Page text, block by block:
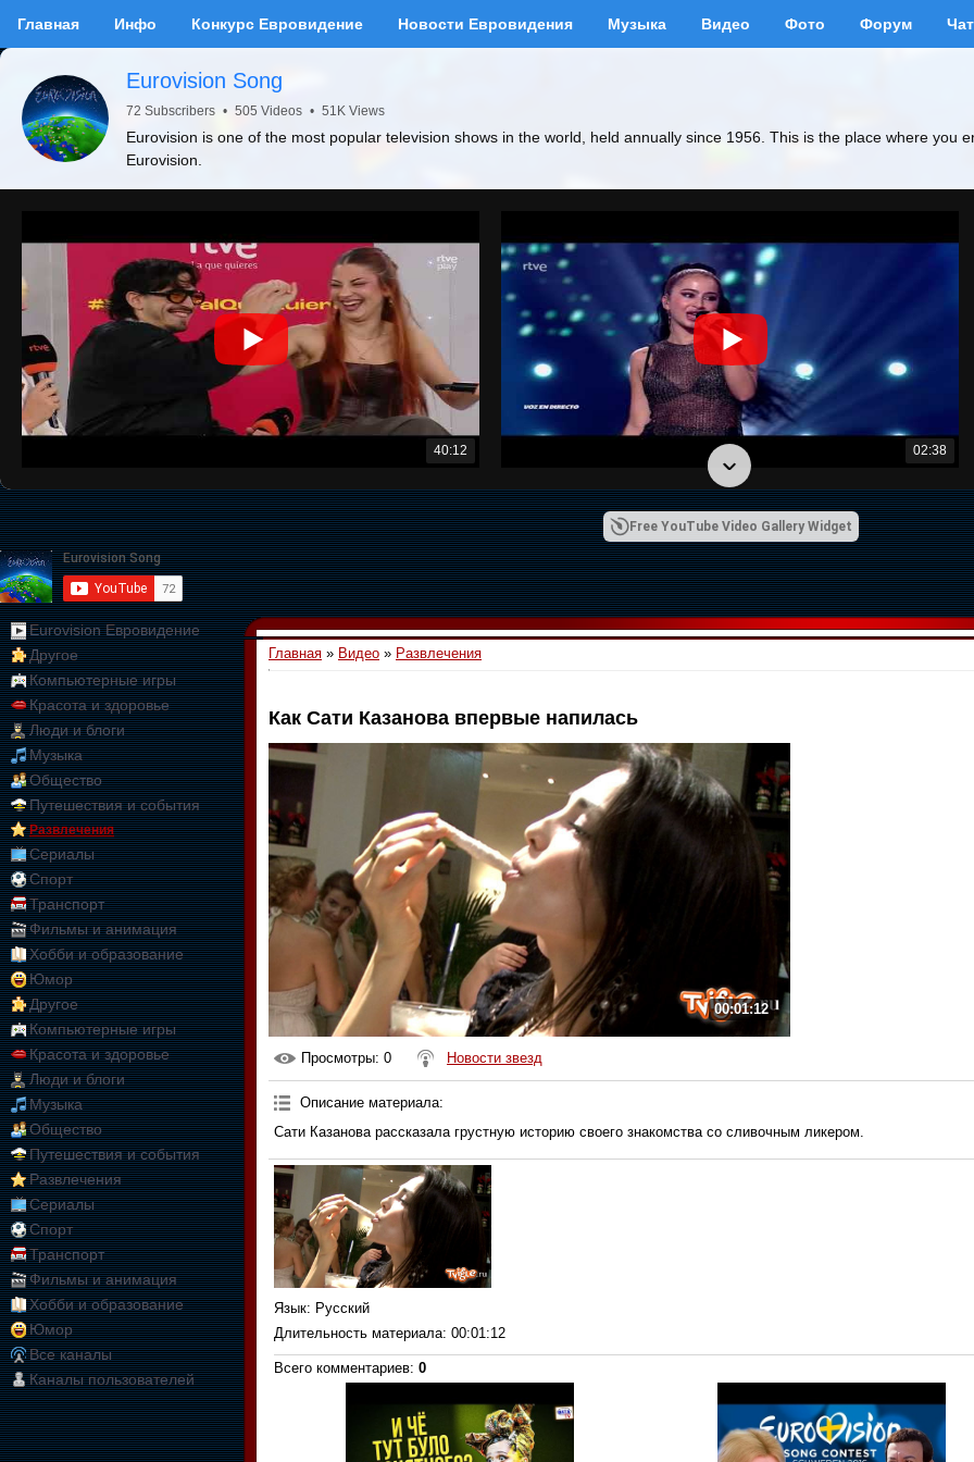
Главная Инфо Конкурс Евровидение Новости Евровидения Музыка Видео Фото Форум Чат
Eurovision Song
72 Subscribers • 505 Videos • 51K Views
Eurovision is one of the most popular television shows in the world, held annually since 1956. This is the place where you
Eurovision.
40:12 02:38
01:09:10
Free YouTube Video Gallery Widget
Eurovision Евровидение
Другое
Компьютерные игры
Красота и здоровье
Люди и блоги
Музыка
Общество
Путешествия и события
Развлечения
Сериалы
Спорт
Транспорт
Фильмы и анимация
Хобби и образование
Юмор
Другое
Компьютерные игры
Красота и здоровье
Люди и блоги
Музыка
Общество
Путешествия и события
Развлечения
Сериалы
Спорт
Транспорт
Фильмы и анимация
Хобби и образование
Юмор
Все каналы
Каналы пользователей
Главная » Видео » Развлечения
Как Сати Казанова впервые напилась
00:01:12
Просмотры: 0 Новости звезд
Описание материала:
Сати Казанова рассказала грустную историю своего знакомства со сливочным ликером.
Язык: Русский
Длительность материала: 00:01:12
Всего комментариев: 0